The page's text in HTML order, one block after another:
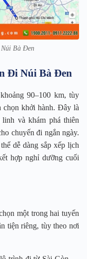
Núi Bà Đen
Đi Núi Bà Đen
90–100 km, tùy
chọn khởi hành. Đây là
và khám phá thiên
chuyến đi ngắn ngày.
dễ dàng sắp xếp lịch
hợp nghỉ dưỡng cuối
một trong hai tuyến
tiện riêng, tùy theo nơi